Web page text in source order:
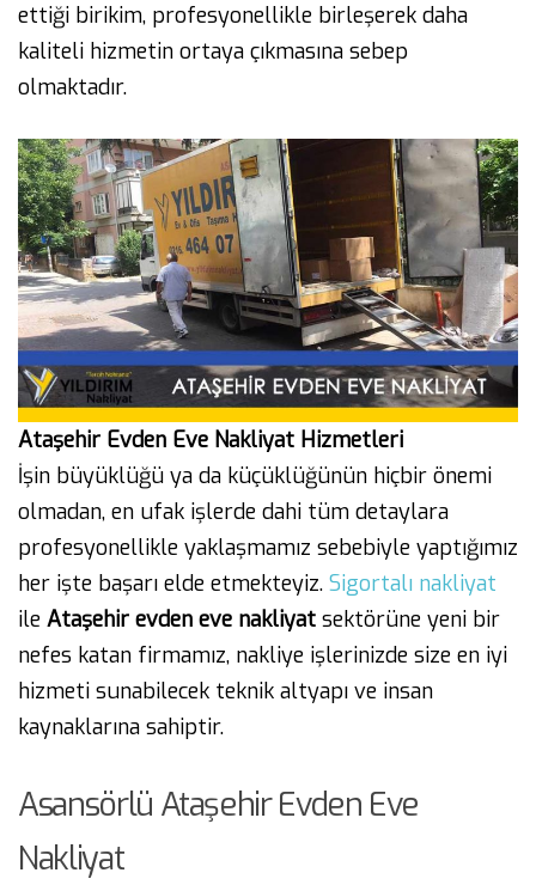
ettiği birikim, profesyonellikle birleşerek daha
kaliteli hizmetin ortaya çıkmasına sebep
olmaktadır.
Ataşehir Evden Eve Nakliyat Hizmetleri
İşin büyüklüğü ya da küçüklüğünün hiçbir önemi
olmadan, en ufak işlerde dahi tüm detaylara
profesyonellikle yaklaşmamız sebebiyle yaptığımız
her işte başarı elde etmekteyiz. Sigortalı nakliyat
ile Ataşehir evden eve nakliyat sektörüne yeni bir
nefes katan firmamız, nakliye işlerinizde size en iyi
hizmeti sunabilecek teknik altyapı ve insan
kaynaklarına sahiptir.
Asansörlü Ataşehir Evden Eve
Nakliyat